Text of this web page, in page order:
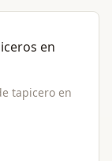
en
tapiceroen